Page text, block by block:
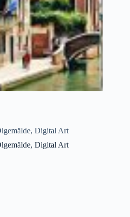
Digital Art
Digital Art